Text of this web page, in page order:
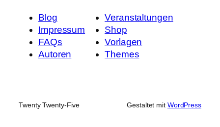
Blog
Impressum
FAQs
Autoren
Veranstaltungen
Shop
Vorlagen
Themes
Twenty Twenty-Five Gestaltet mit WordPress